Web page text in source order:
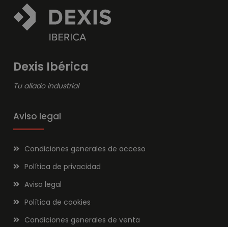
Dexis Ibérica
Tu aliado industrial
Aviso legal
Condiciones generales de acceso
Política de privacidad
Aviso legal
Política de cookies
Condiciones generales de venta